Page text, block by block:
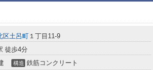
区土呂町 １丁目11-9
徒歩4分
構造 鉄筋コンクリート